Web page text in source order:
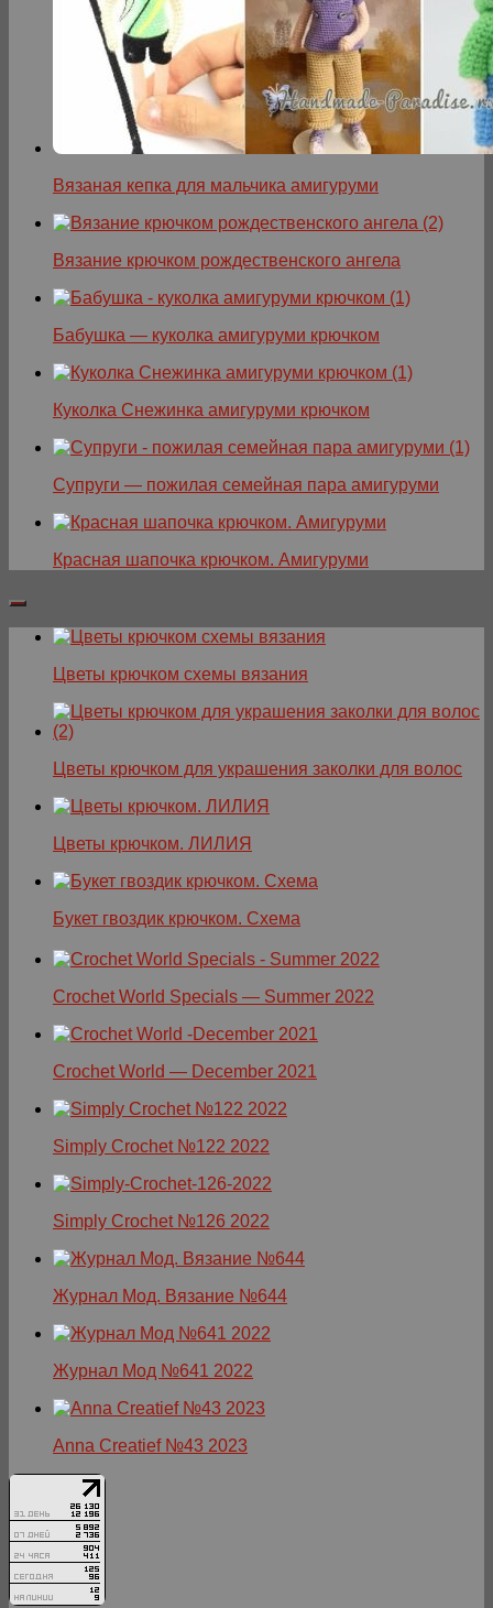
Вязаная кепка для мальчика амигуруми
Вязание крючком рождественского ангела
Бабушка — куколка амигуруми крючком
Куколка Снежинка амигуруми крючком
Супруги — пожилая семейная пара амигуруми
Красная шапочка крючком. Амигуруми
Цветы крючком схемы вязания
Цветы крючком для украшения заколки для волос
Цветы крючком. ЛИЛИЯ
Букет гвоздик крючком. Схема
Crochet World Specials — Summer 2022
Crochet World — December 2021
Simply Crochet №122 2022
Simply Crochet №126 2022
Журнал Мод. Вязание №644
Журнал Мод №641 2022
Anna Creatief №43 2023